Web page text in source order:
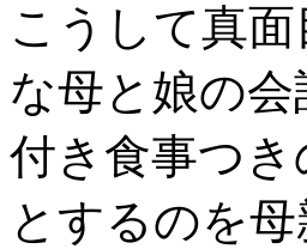
こうして真
な母と娘の
付き食事つ
とするのを